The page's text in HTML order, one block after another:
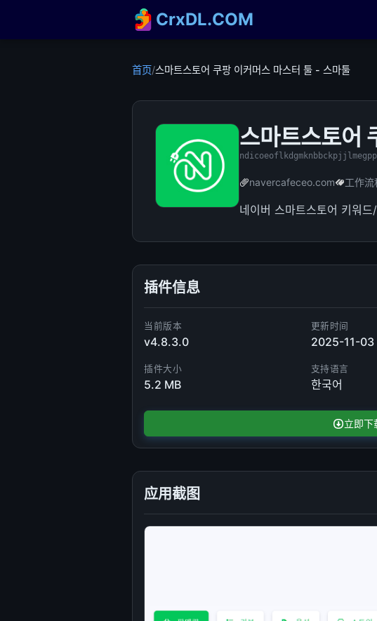
CrxDL.COM
首页/스마트스토어 쿠팡 이커머스 마스터 툴 - 스마툴
스마트스토어
navercafeceo.com 工作流
네이버 스마트스토어 키워
插件信息
当前版本
v4.8.3.0
更新时间
2025-11-03
插件大小
5.2 MB
支持语言
한국어
立即下
应用截图